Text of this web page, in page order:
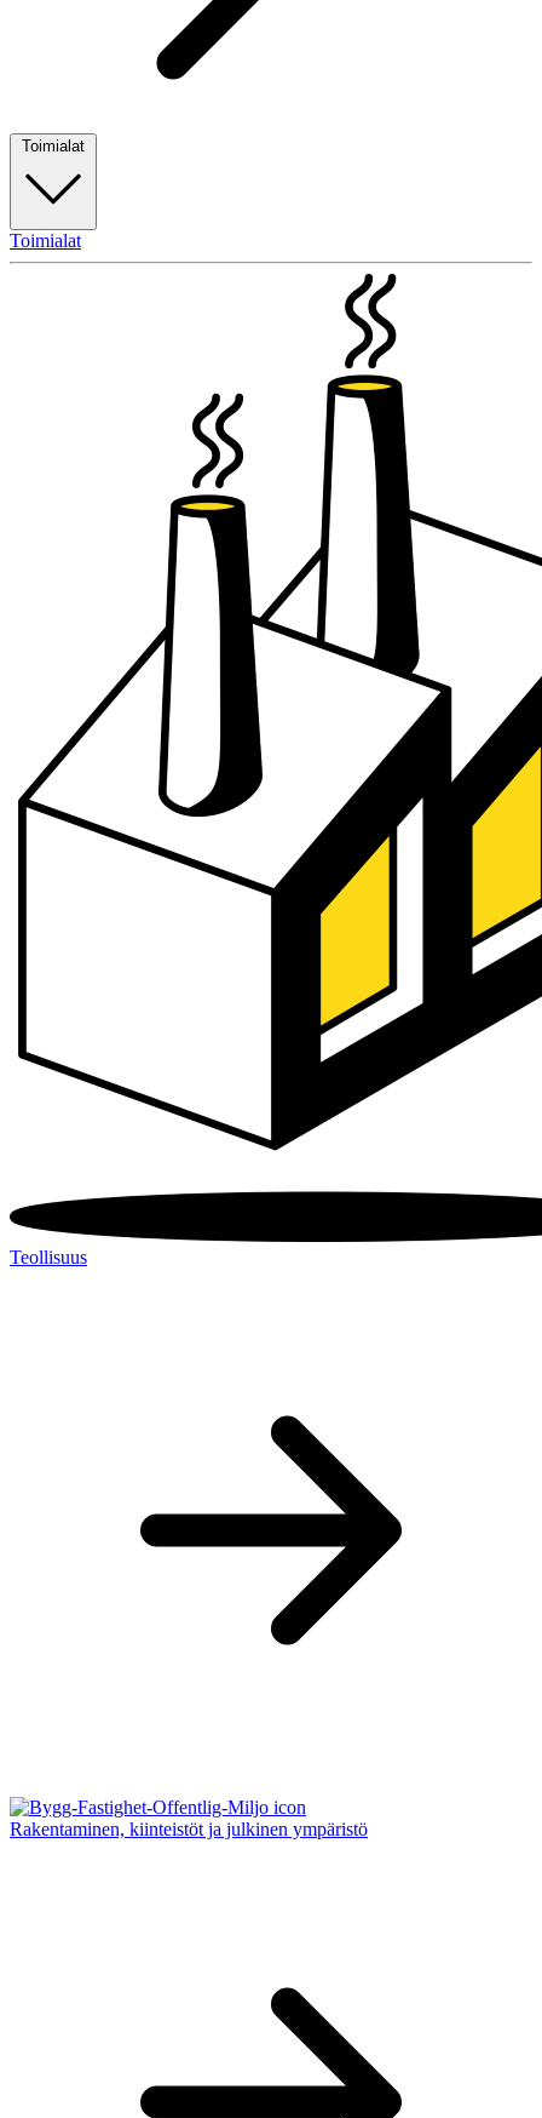
Toimialat
Toimialat
Teollisuus
Rakentaminen, kiinteistöt ja julkinen ympäristö